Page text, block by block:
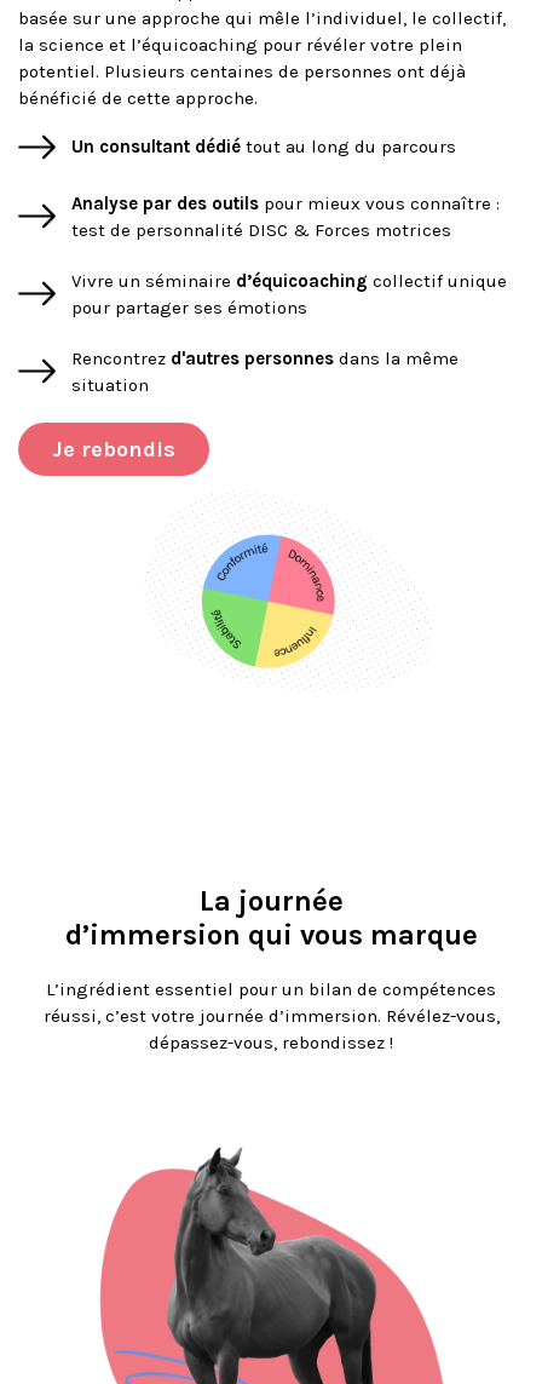
basée sur une approche qui mêle l’individuel, le collectif,
la science et l’équicoaching pour révéler votre plein
potentiel. Plusieurs centaines de personnes ont déjà
bénéficié de cette approche.
Un consultant dédiétout au long du parcours
Analyse par des outilspour mieux vous connaître :
test de personnalité DISC & Forces motrices
Vivre un séminaire d’équicoaching collectif unique
pour partager ses émotions
Rencontrez d'autres personnesdans la même
situation
Je rebondis
La journée
d’immersion qui vous marque
L’ingrédient essentiel pour un bilan de compétences
réussi, c’est votre journée d’immersion. Révélez-vous,
dépassez-vous, rebondissez !